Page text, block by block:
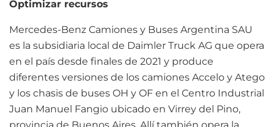
Optimizar recursos
Mercedes-Benz Camiones y Buses Argentina SAU
es la subsidiaria local de Daimler Truck AG que opera
en el país desde finales de 2021 y produce
diferentes versiones de los camiones Accelo y Atego
y los chasis de buses OH y OF en el Centro Industrial
Juan Manuel Fangio ubicado en Virrey del Pino,
provincia de Buenos Aires. Allí también opera la